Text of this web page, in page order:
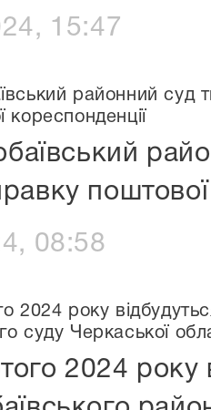
15:47
районний суд
кореспонденції
08:58
2024 року
суду Черкаської
2024 року